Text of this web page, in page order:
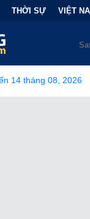
THỜI SỰ VIỆT
• Bi kịch "6 lần